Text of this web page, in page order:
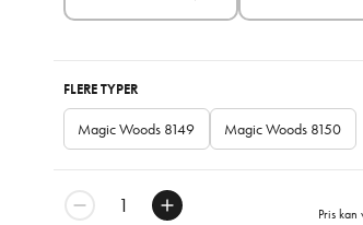
FLERE TYPER
Magic Woods 8149 Magic Woods 8150
Pris